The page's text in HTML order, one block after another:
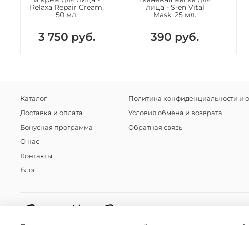
Relaxa Repair Cream,
50 мл.
3 750 руб.
лица - S-en Vital
Mask, 25 мл.
390 руб.
Каталог
Доставка и оплата
Бонусная программа
О нас
Контакты
Блог
Политика конфиденциальности и
Условия обмена и возврата
Обратная связь